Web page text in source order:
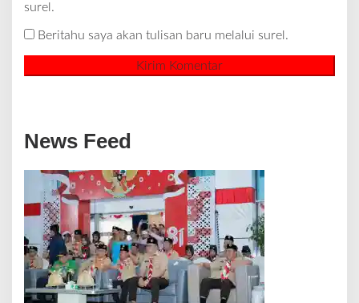
surel.
Beritahu saya akan tulisan baru melalui surel.
News Feed